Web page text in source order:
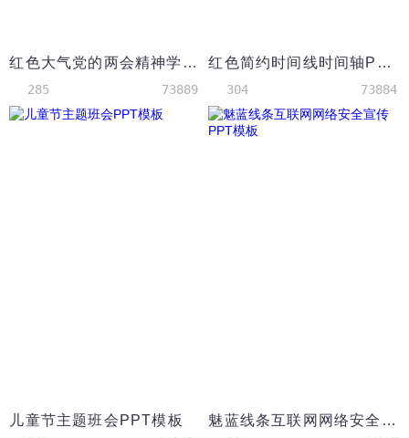
红色大气党的两会精神学习PPT模板
285 73889
红色简约时间线时间轴PPT图表
304 73884
儿童节主题班会PPT模板 魅蓝线条互联网网络安全宣传PPT模板